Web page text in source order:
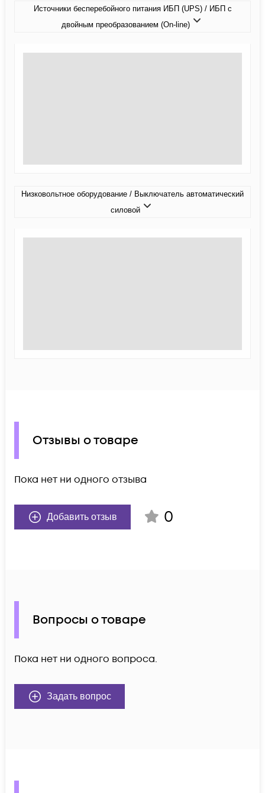
Источники бесперебойного питания ИБП (UPS) / ИБП с
двойным преобразованием (On-line)
Низковольтное оборудование / Выключатель автоматический
силовой
Отзывы о товаре
Пока нет ни одного отзыва
Добавить отзыв 0
Вопросы о товаре
Пока нет ни одного вопроса.
Задать вопрос